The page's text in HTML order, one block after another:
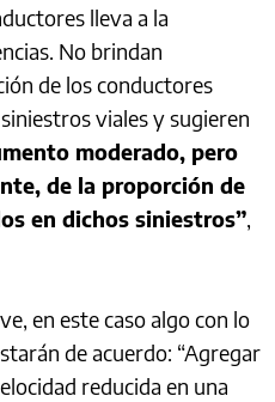
lleva a la
No brindan
de los conductores
viales y sugieren
moderado, pero
de la proporción de
en dichos siniestros”,
en este caso algo con lo
de acuerdo: “Agregar
reducida en una